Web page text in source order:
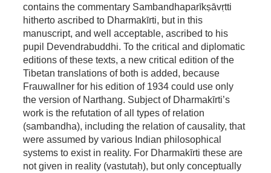
contains the commentary Sambandhaparīkṣāvṛtti
hitherto ascribed to Dharmakīrti, but in this
manuscript, and well acceptable, ascribed to his
pupil Devendrabuddhi. To the critical and diplomatic
editions of these texts, a new critical edition of the
Tibetan translations of both is added, because
Frauwallner for his edition of 1934 could use only
the version of Narthang. Subject of Dharmakīrti’s
work is the refutation of all types of relation
(sambandha), including the relation of causality, that
were assumed by various Indian philosophical
systems to exist in reality. For Dharmakīrti these are
not given in reality (vastutaḥ), but only conceptually